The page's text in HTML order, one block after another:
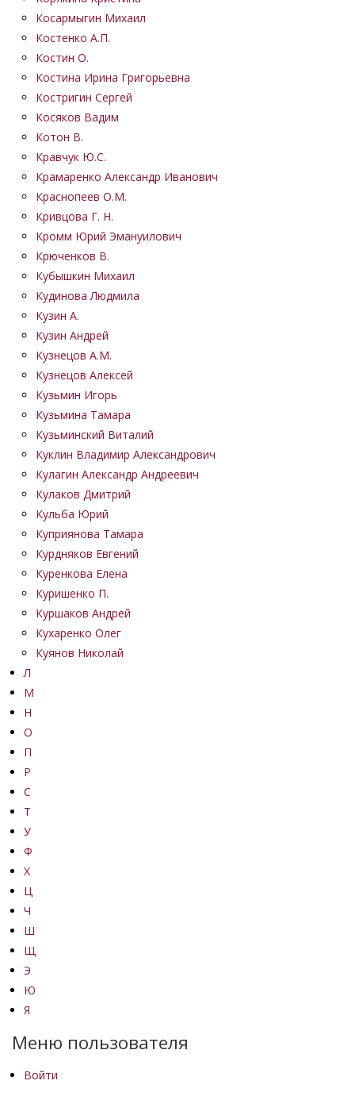
Косармыгин Михаил
Костенко А.П.
Костин О.
Костина Ирина Григорьевна
Костригин Сергей
Косяков Вадим
Котон В.
Кравчук Ю.С.
Крамаренко Александр Иванович
Краснопеев О.М.
Кривцова Г. Н.
Кромм Юрий Эмануилович
Крюченков В.
Кубышкин Михаил
Кудинова Людмила
Кузин А.
Кузин Андрей
Кузнецов А.М.
Кузнецов Алексей
Кузьмин Игорь
Кузьмина Тамара
Кузьминский Виталий
Куклин Владимир Александрович
Кулагин Александр Андреевич
Кулаков Дмитрий
Кульба Юрий
Куприянова Тамара
Курдняков Евгений
Куренкова Елена
Куришенко П.
Куршаков Андрей
Кухаренко Олег
Куянов Николай
Л
М
Н
О
П
Р
С
Т
У
Ф
Х
Ц
Ч
Ш
Щ
Э
Ю
Я
Меню пользователя
Войти